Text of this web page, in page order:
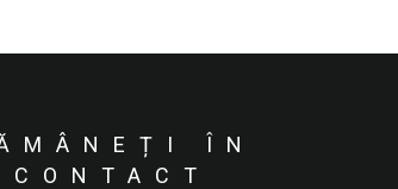
ÎN
CONTACT